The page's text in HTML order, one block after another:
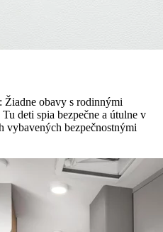
Žiadne obavy s rodinnými
deti spia bezpečne a útulne v
vybavených bezpečnostnými